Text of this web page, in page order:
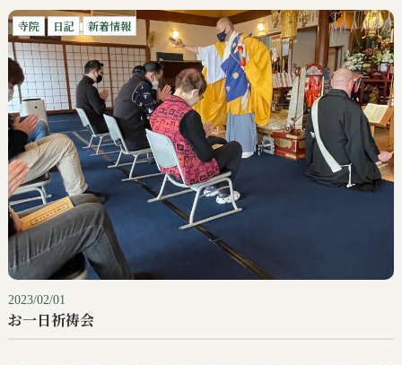
寺院 日記 新着情報
2023/02/01
お一日祈祷会